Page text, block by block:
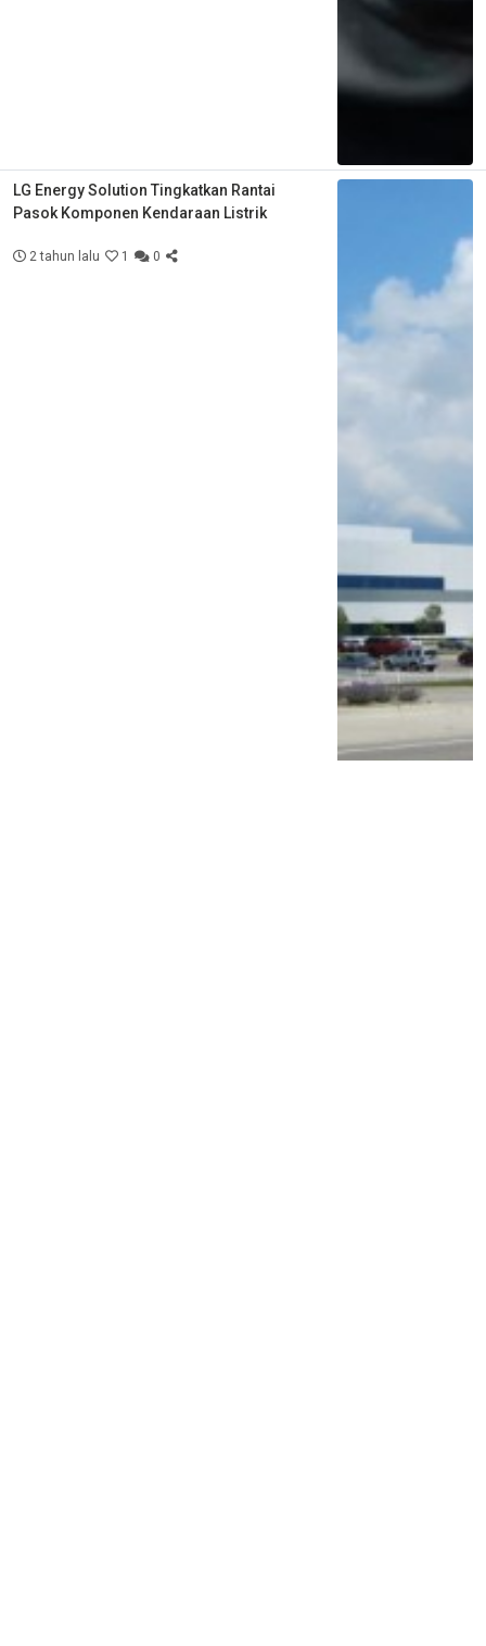
LG Energy Solution Tingkatkan Rantai
Pasok Komponen Kendaraan Listrik
2 tahun lalu 1 0